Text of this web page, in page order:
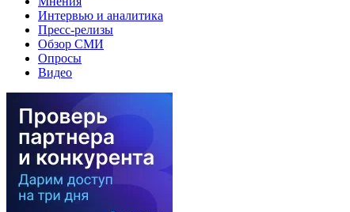
Интервью и аналитика
Пресс-релизы
Обзор СМИ
Опросы
Видео